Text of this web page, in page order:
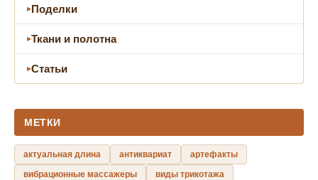
Поделки
Ткани и полотна
Статьи
МЕТКИ
актуальная длина антиквариат
артефакты
вибрационные массажеры
виды трикотажа